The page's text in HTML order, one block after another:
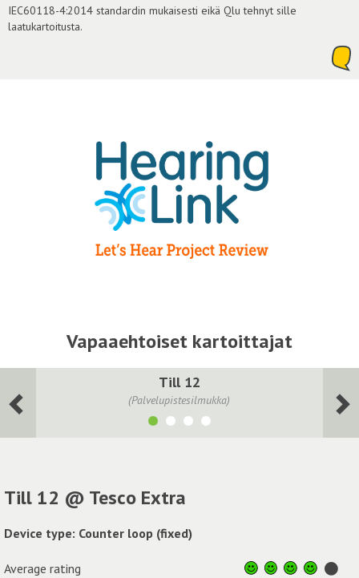
Kirjaudu sisään
IEC60118-4:2014 standardin mukaisesti eikä Qlu tehnyt sille
laatukartoitusta.
Vapaaehtoiset kartoittajat
Till 12
(Palvelupistesilmukka)
Till 12 @ Tesco Extra
Device type: Counter loop (fixed)
Average rating